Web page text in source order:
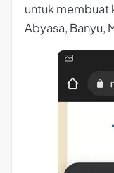
untuk membuat
Abyasa, Banyu,